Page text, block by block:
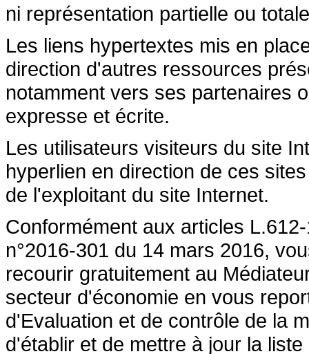
ni représentation partielle ou
Les liens hypertextes mis en
direction d'autres ressources
notamment vers ses partenaires
expresse et écrite.
Les utilisateurs visiteurs du site
hyperlien en direction de ces
de l'exploitant du site Internet.
Conformément aux articles
n°2016-301 du 14 mars 2016,
recourir gratuitement au
secteur d'économie en vous
d'Evaluation et de contrôle de la
d'établir et de mettre à jour la